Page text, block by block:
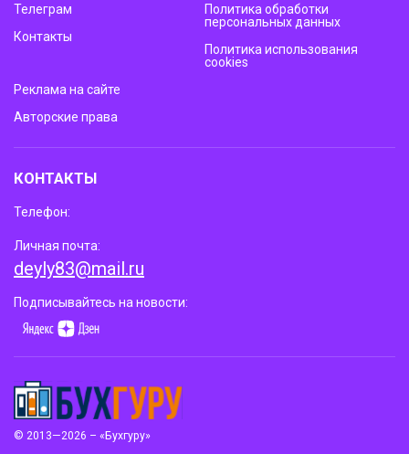
© 2013—2026 – «Бухгуру»
Телеграм
Контакты
Политика обработки
персональных данных
Политика использования
cookies
Реклама на сайте
Авторские права
КОНТАКТЫ
Телефон:
Личная почта:
deyly83@mail.ru
Подписывайтесь на новости: